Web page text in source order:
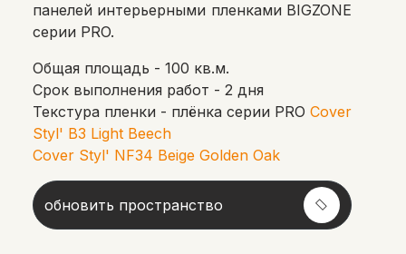
панелей интерьерными пленками BIGZONE
серии PRO.
Общая площадь - 100 кв.м.
Срок выполнения работ - 2 дня
Текстура пленки - плёнка серии PRO Cover
Styl' B3 Light Beech
Cover Styl' NF34 Beige Golden Oak
обновить пространство